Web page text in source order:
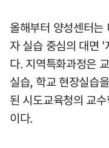
올해부터 양성센터
자 실습 중심의 대면
다. 지역특화과정은
실습, 학교 현장실습
된 시도교육청의 교
이다.